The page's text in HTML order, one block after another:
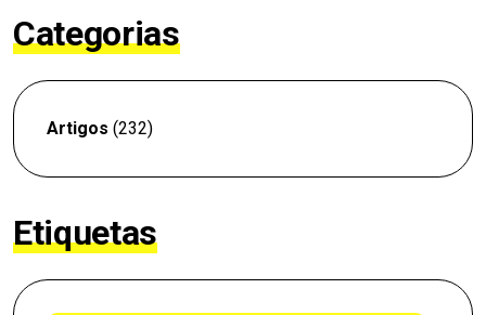
Categorias
Artigos (232)
Etiquetas